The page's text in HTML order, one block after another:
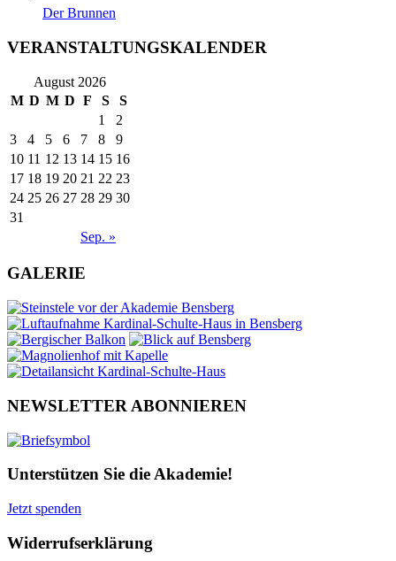
Der Brunnen
VERANSTALTUNGSKALENDER
August 2026
M D M D F S S
Sep. »
1
2
3
4 5 6 7 8
9
10 11 12 13 14 15 16
17 18 19 20 21 22 23
24 25 26 27 28 29 30
31
GALERIE
NEWSLETTER ABONNIEREN
Unterstützen Sie die Akademie!
Jetzt spenden
Widerrufserklärung